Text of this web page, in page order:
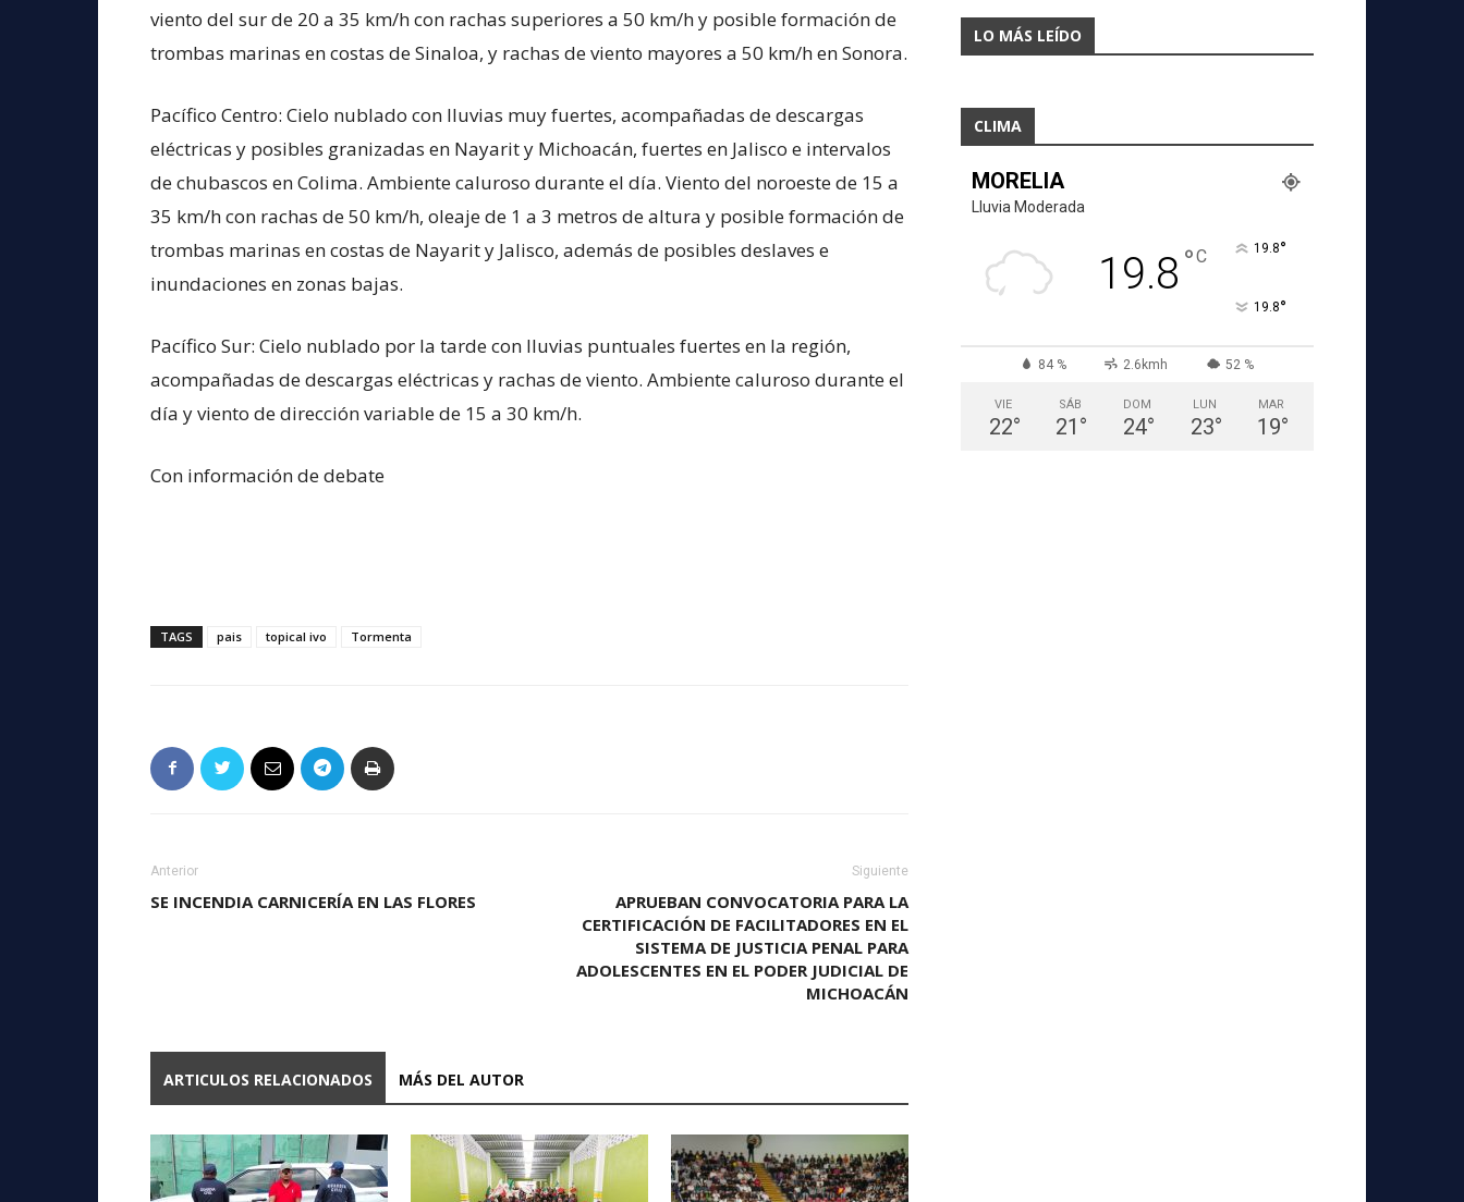
viento del sur de 20 a 35 km/h con rachas superiores a 50 km/h y posible formación de
trombas marinas en costas de Sinaloa, y rachas de viento mayores a 50 km/h en Sonora.
Pacífico Centro: Cielo nublado con lluvias muy fuertes, acompañadas de descargas
eléctricas y posibles granizadas en Nayarit y Michoacán, fuertes en Jalisco e intervalos
de chubascos en Colima. Ambiente caluroso durante el día. Viento del noroeste de 15 a
35 km/h con rachas de 50 km/h, oleaje de 1 a 3 metros de altura y posible formación de
trombas marinas en costas de Nayarit y Jalisco, además de posibles deslaves e
inundaciones en zonas bajas.
Pacífico Sur: Cielo nublado por la tarde con lluvias puntuales fuertes en la región,
acompañadas de descargas eléctricas y rachas de viento. Ambiente caluroso durante el
día y viento de dirección variable de 15 a 30 km/h.
Con información de debate
TAGS pais topical ivo Tormenta
Anterior
SE INCENDIA CARNICERÍA EN LAS FLORES
Siguiente
APRUEBAN CONVOCATORIA PARA LA
CERTIFICACIÓN DE FACILITADORES EN EL
SISTEMA DE JUSTICIA PENAL PARA
ADOLESCENTES EN EL PODER JUDICIAL DE
MICHOACÁN
ARTICULOS RELACIONADOS MÁS DEL AUTOR
LO MÁS LEÍDO
CLIMA
MORELIA
Lluvia Moderada
19.8 °C 19.8°
19.8°
84 % 2.6kmh 52 %
VIE
22°
SÁB
21 °
DOM
24°
LUN
23°
MAR
19°